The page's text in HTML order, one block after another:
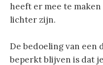
heeft er mee te
lichter zijn.
De bedoeling van een
beperkt blijven is dat